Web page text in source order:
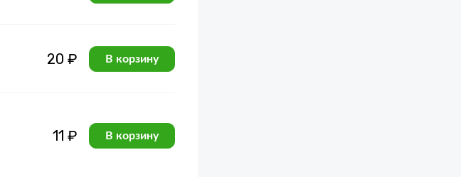
20 ₽ В корзину
11 ₽ В корзину